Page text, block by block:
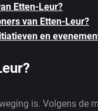
Etten-Leur?
van Etten-Leur?
en
is. Volgens de